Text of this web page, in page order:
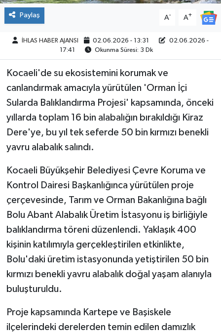
Paylaş A- A+
İHLAS HABER AJANSI 02.06.2026 - 13:31
02.06.2026 -
17:41
Okunma Süresi: 3 Dk
Kocaeli'de su ekosistemini korumak ve
canlandırmak amacıyla yürütülen 'Orman İçi
Sularda Balıklandırma Projesi' kapsamında, önceki
yıllarda toplam 16 bin alabalığın bırakıldığı Kiraz
Dere'ye, bu yıl tek seferde 50 bin kırmızı benekli
yavru alabalık salındı.
Kocaeli Büyükşehir Belediyesi Çevre Koruma ve
Kontrol Dairesi Başkanlığınca yürütülen proje
çerçevesinde, Tarım ve Orman Bakanlığına bağlı
Bolu Abant Alabalık Üretim İstasyonu iş birliğiyle
balıklandırma töreni düzenlendi. Yaklaşık 400
kişinin katılımıyla gerçekleştirilen etkinlikte,
Bolu'daki üretim istasyonunda yetiştirilen 50 bin
kırmızı benekli yavru alabalık doğal yaşam alanıyla
buluşturuldu.
Proje kapsamında Kartepe ve Başiskele
ilçelerindeki derelerden temin edilen damızlık